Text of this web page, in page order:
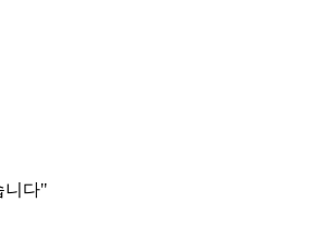
니다"